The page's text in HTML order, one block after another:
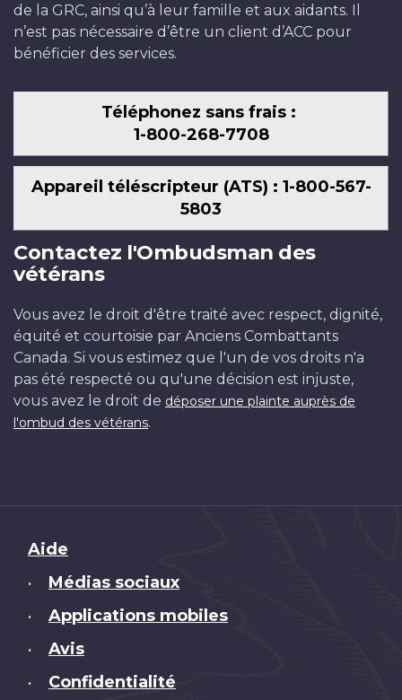
de la GRC, ainsi qu’à leur famille et aux aidants. Il
n’est pas nécessaire d’être un client d’ACC pour
bénéficier des services.
Téléphonez sans frais :
1-800-268-7708
Appareil téléscripteur (ATS) : 1-800-567-
5803
Contactez l'Ombudsman des
vétérans
Vous avez le droit d'être traité avec respect, dignité,
équité et courtoisie par Anciens Combattants
Canada. Si vous estimez que l'un de vos droits n'a
pas été respecté ou qu'une décision est injuste,
vous avez le droit de déposer une plainte auprès de
l'ombud des vétérans.
Brand
Aide
• Médias sociaux
• Applications mobiles
• Avis
• Confidentialité